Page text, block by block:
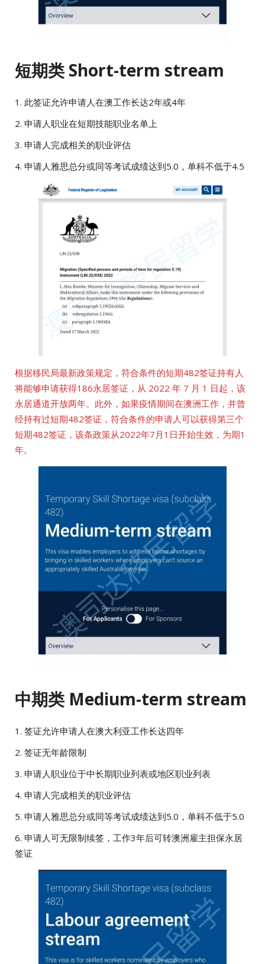
短期类 Short-term stream
1. 此签证允许申请人在澳工作长达2年或4年
2. 申请人职业在短期技能职业名单上
3. 申请人完成相关的职业评估
4. 申请人雅思总分或同等考试成绩达到5.0，单科不低于4.5
根据移民局最新政策规定，符合条件的短期482签证持有人
将能够申请获得186永居签证，从 2022 年 7 月 1 日起，该
永居通道开放两年。此外，如果疫情期间在澳洲工作，并曾
经持有过短期482签证，符合条件的申请人可以获得第三个
短期482签证，该条政策从2022年7月1日开始生效，为期1
年。
中期类 Medium-term stream
1. 签证允许申请人在澳大利亚工作长达四年
2. 签证无年龄限制
3. 申请人职业位于中长期职业列表或地区职业列表
4. 申请人完成相关的职业评估
5. 申请人雅思总分或同等考试成绩达到5.0，单科不低于5.0
6. 申请人可无限制续签，工作3年后可转澳洲雇主担保永居
签证